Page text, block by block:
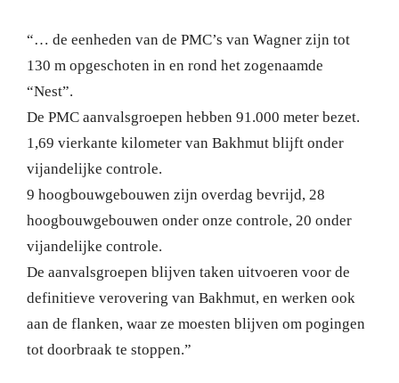
“… de eenheden van de PMC’s van Wagner zijn tot
130 m opgeschoten in en rond het zogenaamde
“Nest”.
De PMC aanvalsgroepen hebben 91.000 meter bezet.
1,69 vierkante kilometer van Bakhmut blijft onder
vijandelijke controle.
9 hoogbouwgebouwen zijn overdag bevrijd, 28
hoogbouwgebouwen onder onze controle, 20 onder
vijandelijke controle.
De aanvalsgroepen blijven taken uitvoeren voor de
definitieve verovering van Bakhmut, en werken ook
aan de flanken, waar ze moesten blijven om pogingen
tot doorbraak te stoppen.”